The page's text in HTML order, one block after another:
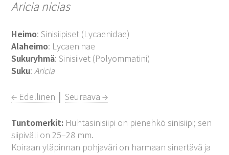
Aricia nicias
Heimo: Sinisiipiset (Lycaenidae)
Alaheimo: Lycaeninae
Sukuryhmä: Sinisiivet (Polyommatini)
Suku:Aricia
← Edellinen │Seuraava →
Tuntomerkit: Huhtasinisiipi on pienehkö sinisiipi; sen
siipiväli on 25–28 mm.
Koiraan yläpinnan pohjaväri on harmaan sinertävä ja